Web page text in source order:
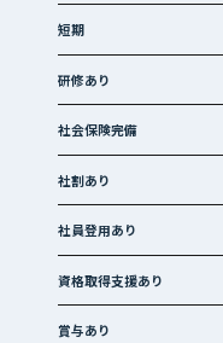
短期
研修あり
社会保険完備
社割あり
社員登用あり
資格取得支援あり
賞与あり